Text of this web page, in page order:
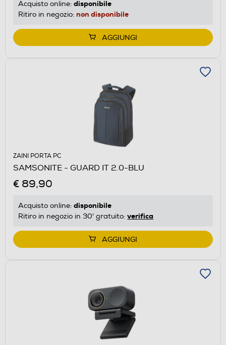
Acquisto online: disponibile
Ritiro in negozio: non disponibile
AGGIUNGI
ZAINI PORTA PC
SAMSONITE - GUARD IT 2.0-BLU
€ 89,90
Acquisto online: disponibile
Ritiro in negozio in 30' gratuito: verifica
AGGIUNGI